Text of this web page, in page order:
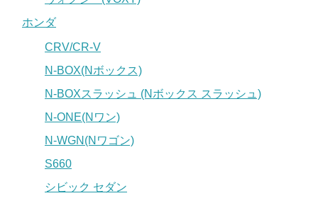
ホンダ
CRV/CR-V
N-BOX(Nボックス)
N-BOXスラッシュ (Nボックス スラッシュ)
N-ONE(Nワン)
N-WGN(Nワゴン)
S660
シビック セダン